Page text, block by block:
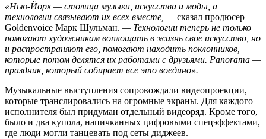
«Нью-Йорк — столица музыки, искусства и моды, а
технологии связывают их всех вместе, —сказал продюсер
Goldenvoice Марк Шульман. — Технологии теперь не только
помогают художникам воплощать в жизнь свое искусство, но
и распространяют его, помогают находить поклонников,
которые потом делятся их работами с друзьями. Panorama —
праздник, который собирает все это воедино».
Музыкальные выступления сопровождали видеопроекции,
которые транслировались на огромные экраны. Для каждого
исполнителя был придуман отдельный видеоряд. Кроме того,
было и два купола, напичканных цифровыми спецэффектами,
где люди могли танцевать под сеты диджеев.